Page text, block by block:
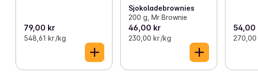
79,00 kr
548,61 kr /kg
Sjokoladebrownies
200 g, Mr Brownie
46,00 kr
230,00 kr /kg
54,00
270,00